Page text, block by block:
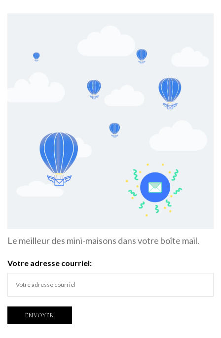
Le meilleur des mini-maisons dans votre boîte mail.
Votre adresse courriel: